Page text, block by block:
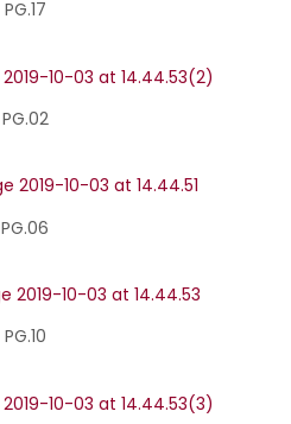
PG.17
PG.02
PG.06
PG.10